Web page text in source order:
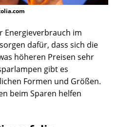
Energieverbrauch im
dafür, dass sich die
höheren Preisen sehr
gibt es
Formen und Größen.
beim Sparen helfen